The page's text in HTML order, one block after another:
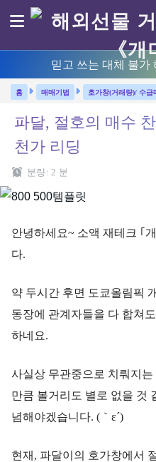
믿고 쓰는 대체 불가
매매기법 호가창(거래량)/ 수급
파달, 절호의 매수
천가 리딩
분량: 2 분
안녕하세요~ 소액 재테크 ｢
다.
약 두시간 후면 도쿄올림픽
동장에 관계자들을 다 합쳐
하네요.
사실상 무관중으로 치뤄지
만큼 볼거리도 별로 없을 것
념해야겠습니다. (｀ε´)
현재, 파달이의 호가창에서